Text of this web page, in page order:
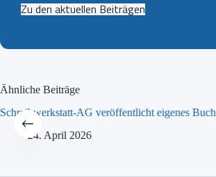
Zu den aktuellen Beiträgen
Ähnliche Beiträge
Schreibwerkstatt-AG veröffentlicht eigenes Buch
24. April 2026